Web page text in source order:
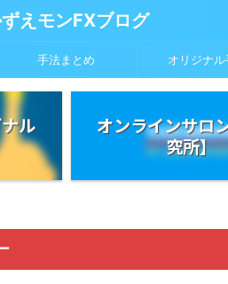
えモンFXブログ
手法まとめ オリジナ
ル
オンラインサロ
究所】